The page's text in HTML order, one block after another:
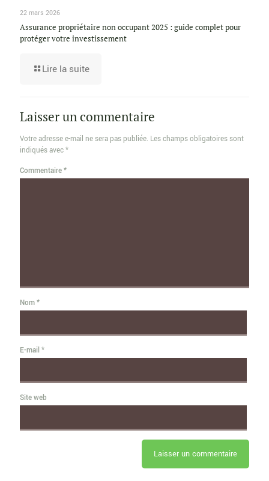
22 mars 2026
Assurance propriétaire non occupant 2025 : guide complet pour
protéger votre investissement
Lire la suite
Laisser un commentaire
Votre adresse e-mail ne sera pas publiée. Les champs obligatoires sont
indiqués avec*
Commentaire*
Nom*
E-mail *
Site web